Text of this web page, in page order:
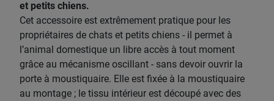
et petits chiens.
Cet accessoire est extrêmement pratique pour les
propriétaires de chats et petits chiens - il permet à
l’animal domestique un libre accès à tout moment
grâce au mécanisme oscillant - sans devoir ouvrir la
porte à moustiquaire. Elle est fixée à la moustiquaire
au montage ; le tissu intérieur est découpé avec des